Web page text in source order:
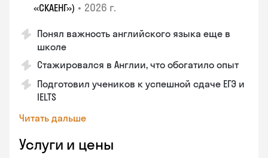
«СКАЕНГ») • 2026 г.
Понял важность английского языка еще в
школе
Стажировался в Англии, что обогатило опыт
Подготовил учеников к успешной сдаче ЕГЭ и
IELTS
Читать дальше
Услуги и цены